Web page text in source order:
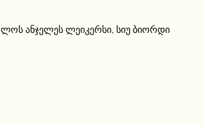
ლოს ანჯელეს ლეიკერსი, სიუ ბიორდი